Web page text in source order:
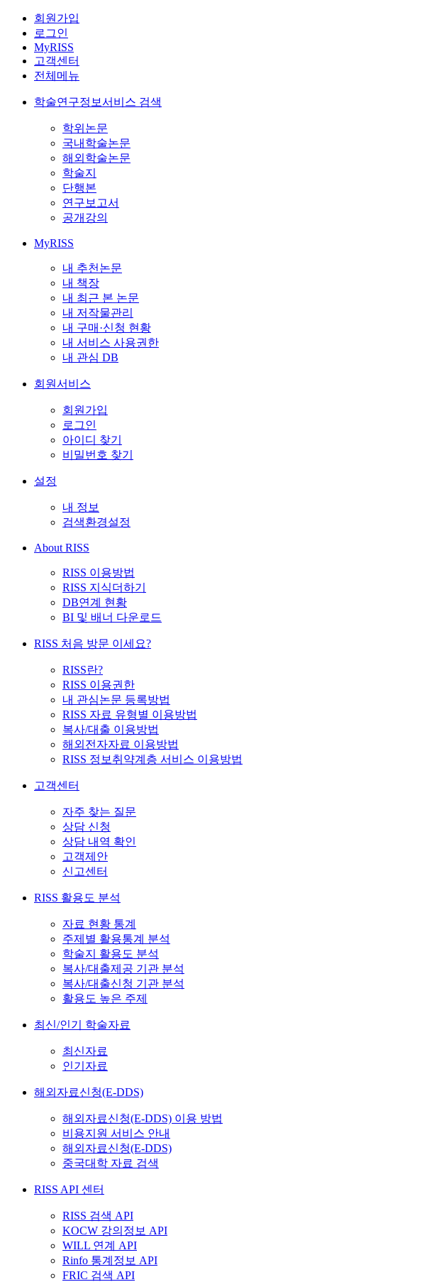
회원가입
로그인
MyRISS
고객센터
전체메뉴
학술연구정보서비스 검색
학위논문
국내학술논문
해외학술논문
학술지
단행본
연구보고서
공개강의
MyRISS
내 추천논문
내 책장
내 최근 본 논문
내 저작물관리
내 구매·신청 현황
내 서비스 사용권한
내 관심 DB
회원서비스
회원가입
로그인
아이디 찾기
비밀번호 찾기
설정
내 정보
검색환경설정
About RISS
RISS 이용방법
RISS 지식더하기
DB연계 현황
BI 및 배너 다운로드
RISS 처음 방문 이세요?
RISS란?
RISS 이용권한
내 관심논문 등록방법
RISS 자료 유형별 이용방법
복사/대출 이용방법
해외전자자료 이용방법
RISS 정보취약계층 서비스 이용방법
고객센터
자주 찾는 질문
상담 신청
상담 내역 확인
고객제안
신고센터
RISS 활용도 분석
자료 현황 통계
주제별 활용통계 분석
학술지 활용도 분석
복사/대출제공 기관 분석
복사/대출신청 기관 분석
활용도 높은 주제
최신/인기 학술자료
최신자료
인기자료
해외자료신청(E-DDS)
해외자료신청(E-DDS) 이용 방법
비용지원 서비스 안내
해외자료신청(E-DDS)
중국대학 자료 검색
RISS API 센터
RISS 검색 API
KOCW 강의정보 API
WILL 연계 API
Rinfo 통계정보 API
FRIC 검색 API